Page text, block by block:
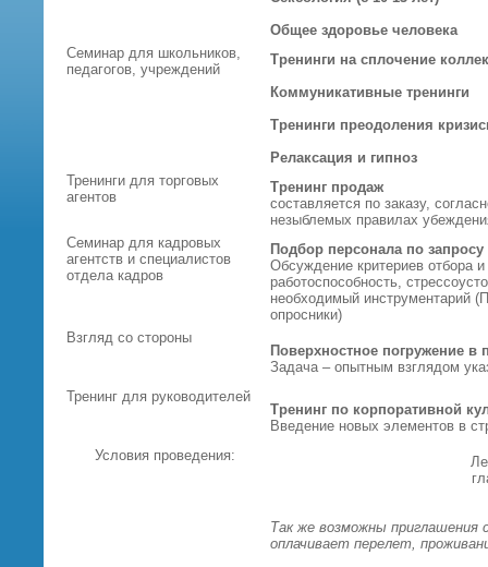
Общее здоровье человека
Семинар для школьников,
педагогов, учреждений
Тренинги на сплочение
Коммуникативные тренинги
Тренинги преодоления
Релаксация и гипноз
Тренинги для торговых
агентов
Тренинг продаж
составляется по заказу,
незыблемых правилах
Семинар для кадровых
агентств и специалистов
отдела кадров
Подбор персонала по
Обсуждение критериев отбора
работоспособность,
необходимый инструментарий
опросники)
Взгляд со стороны
Поверхностное погружение в
Задача – опытным взглядом
Тренинг для руководителей
Тренинг по корпоративной
Введение новых элементов в
Условия проведения:
Так же возможны приглашения
оплачивает перелет,